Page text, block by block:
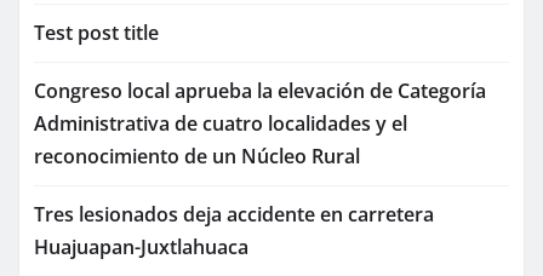
Test post title
Congreso local aprueba la elevación de Categoría
Administrativa de cuatro localidades y el
reconocimiento de un Núcleo Rural
Tres lesionados deja accidente en carretera
Huajuapan-Juxtlahuaca